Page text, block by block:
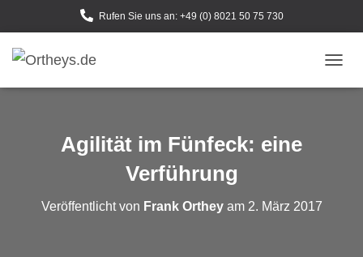
Rufen Sie uns an: +49 (0) 8021 50 75 730
A
Agilität im Fünfeck: eine
Verführung
Veröffentlicht von Frank Ortheyam 2. März 2017